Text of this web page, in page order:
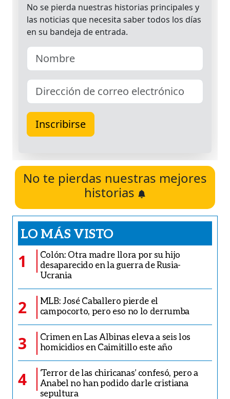
No te pierdas nuestras mejores
historias
LO MÁS VISTO
1
Colón: Otra madre llora por su hijo
desaparecido en la guerra de Rusia-
Ucrania
2
MLB: José Caballero pierde el
campocorto, pero eso no lo derrumba
3
Crimen en Las Albinas eleva a seis los
homicidios en Caimitillo este año
4
‘Terror de las chiricanas’ confesó, pero a
Anabel no han podido darle cristiana
sepultura